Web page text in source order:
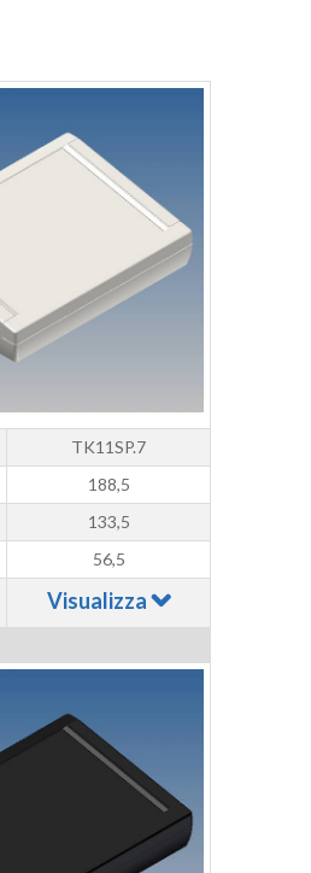
TK11SP.7
188,5
133,5
56,5
Visualizza